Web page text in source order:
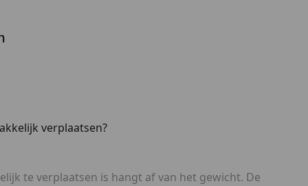
verplaatsen?
te verplaatsen is hangt af van het gewicht. De